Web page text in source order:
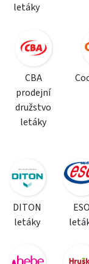
letáky
CBA
prodejní
družstvo
letáky
DITON
letáky
ESO